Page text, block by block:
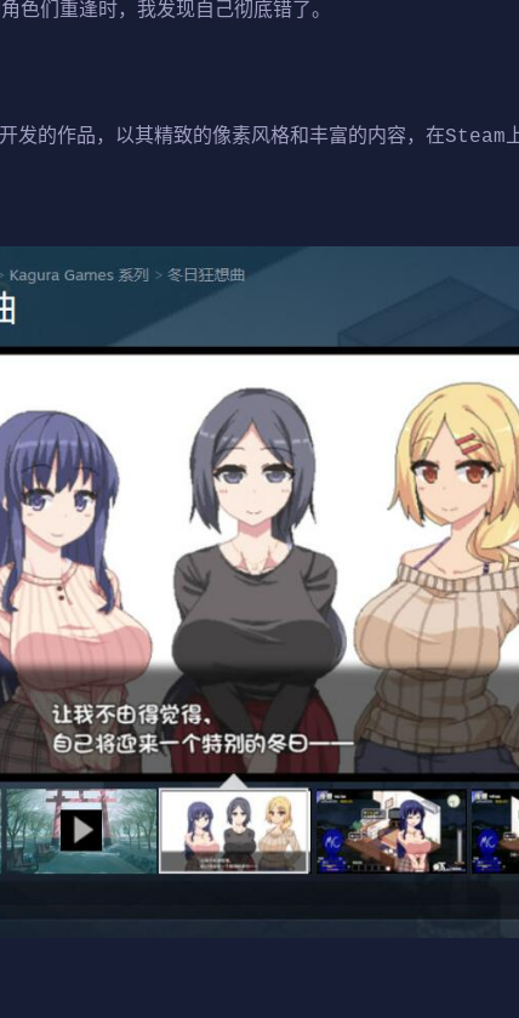
色们重逢时，我发现自己彻底错了。
的作品，以其精致的像素风格和丰富的内容，在Steam